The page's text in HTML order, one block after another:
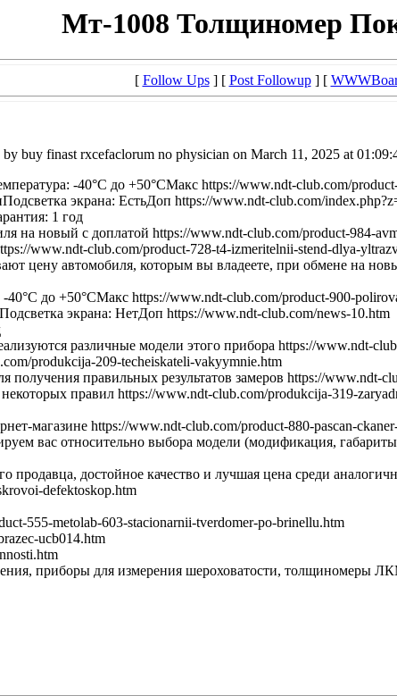
Мт-1008 Толщиномер
[ Follow Ups] [ Post Followup] [
by buy finast rxcefaclorum no physician on March 11, 2025 at
-40°С до +50°СМакс https://www.ndt-club.com/
экрана: ЕстьДоп https://www.ndt-club.com/
1 год
на новый с доплатой https://www.ndt-club.com/product-984-
www.ndt-club.com/product-728-t4-izmeritelnii-stend-dlya-
цену автомобиля, которым вы владеете, при обмене на
40°С до +50°СМакс https://www.ndt-club.com/product-900-
экрана: НетДоп https://www.ndt-club.com/news-10.htm
различные модели этого прибора https://www.ndt-
produkcija-209-techeiskateli-vakyymnie.htm
правильных результатов замеров https://www.ndt-
правил https://www.ndt-club.com/produkcija-319-
магазине https://www.ndt-club.com/product-880-pascan-
вас относительно выбора модели (модификация,
продавца, достойное качество и лучшая цена среди
defektoskop.htm
555-metolab-603-stacionarnii-tverdomer-po-brinellu.htm
ucb014.htm
приборы для измерения шероховатости, толщиномеры